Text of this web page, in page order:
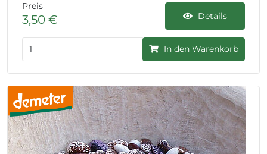
Preis
3,50 € Details
In den Warenkorb